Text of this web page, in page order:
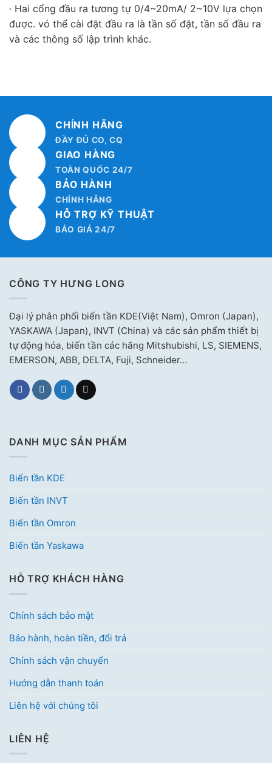
· Hai cổng đầu ra tương tự 0/4~20mA/ 2~10V lựa chọn
được. vó thể cài đặt đầu ra là tần số đặt, tần số đầu ra
và các thông số lập trình khác.
CHÍNH HÃNG
ĐẦY ĐỦ CO, CQ
GIAO HÀNG
TOÀN QUỐC 24/7
BẢO HÀNH
CHÍNH HÃNG
HỖ TRỢ KỸ THUẬT
BÁO GIÁ 24/7
CÔNG TY HƯNG LONG
Đại lý phân phối biến tần KDE(Việt Nam), Omron (Japan),
YASKAWA (Japan), INVT (China) và các sản phẩm thiết bị
tự động hóa, biến tần các hãng Mitshubishi, LS, SIEMENS,
EMERSON, ABB, DELTA, Fuji, Schneider…
DANH MỤC SẢN PHẨM
Biến tần KDE
Biến tần INVT
Biến tần Omron
Biến tần Yaskawa
HỖ TRỢ KHÁCH HÀNG
Chính sách bảo mật
Bảo hành, hoàn tiền, đổi trả
Chính sách vận chuyển
Hướng dẫn thanh toán
Liên hệ với chúng tôi
LIÊN HỆ